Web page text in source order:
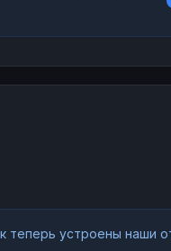
теперь устроены наши